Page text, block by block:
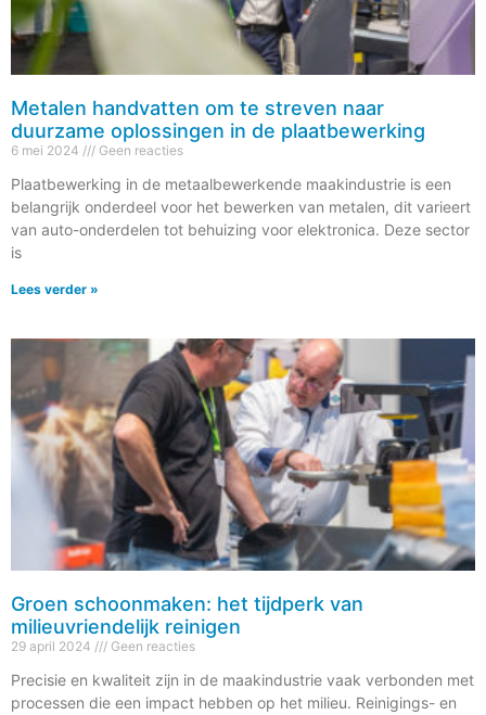
Metalen handvatten om te streven naar
duurzame oplossingen in de plaatbewerking
6 mei 2024 Geen reacties
Plaatbewerking in de metaalbewerkende maakindustrie is een
belangrijk onderdeel voor het bewerken van metalen, dit varieert
van auto-onderdelen tot behuizing voor elektronica. Deze sector
is
Lees verder »
Groen schoonmaken: het tijdperk van
milieuvriendelijk reinigen
29 april 2024 Geen reacties
Precisie en kwaliteit zijn in de maakindustrie vaak verbonden met
processen die een impact hebben op het milieu. Reinigings- en